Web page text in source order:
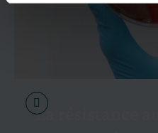
La résistance aux